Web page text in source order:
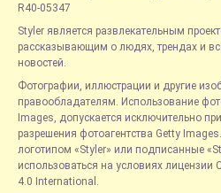
R40-05347
Styler является развлекательным
рассказывающим о людях, трендах и
новостей.
Фотографии, иллюстрации и другие
правообладателям. Использование
Images, допускается исключительно
разрешения фотоагентства Getty
логотипом «Styler» или подписанные
использоваться на условиях
4.0 International.